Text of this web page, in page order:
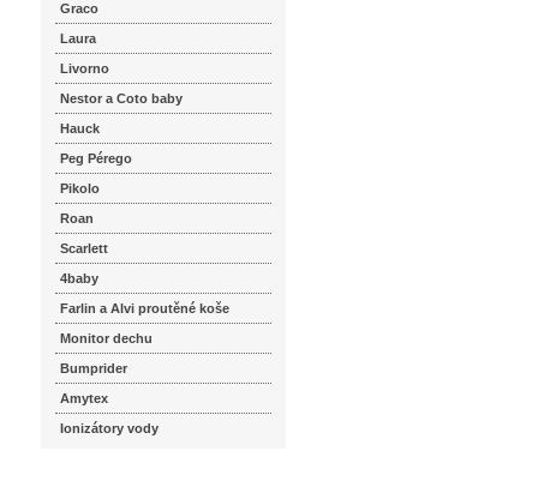
Graco
Laura
Livorno
Nestor a Coto baby
Hauck
Peg Pérego
Pikolo
Roan
Scarlett
4baby
Farlin a Alvi proutěné koše
Monitor dechu
Bumprider
Amytex
Ionizátory vody